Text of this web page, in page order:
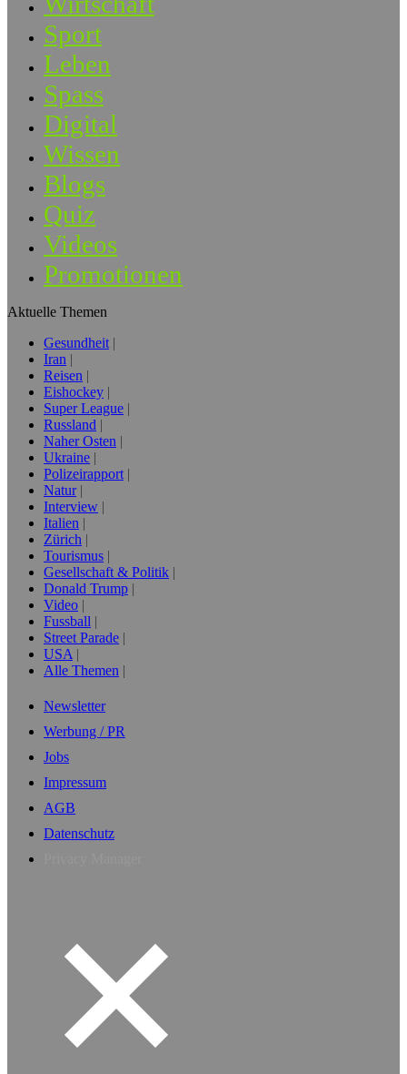
Sport
Leben
Spass
Digital
Wissen
Blogs
Quiz
Videos
Promotionen
Aktuelle Themen
Gesundheit
Iran
Reisen
Eishockey
Super League
Russland
Naher Osten
Ukraine
Polizeirapport
Natur
Interview
Italien
Zürich
Tourismus
Gesellschaft & Politik
Donald Trump
Video
Fussball
Street Parade
USA
Alle Themen
Newsletter
Werbung / PR
Jobs
Impressum
AGB
Datenschutz